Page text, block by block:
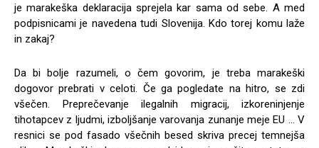
je marakeška deklaracija sprejela kar sama od sebe. A med
podpisnicami je navedena tudi Slovenija. Kdo torej komu laže
in zakaj?
Da bi bolje razumeli, o čem govorim, je treba marakeški
dogovor prebrati v celoti. Če ga pogledate na hitro, se zdi
všečen. Preprečevanje ilegalnih migracij, izkoreninjenje
tihotapcev z ljudmi, izboljšanje varovanja zunanje meje EU … V
resnici se pod fasado všečnih besed skriva precej temnejša